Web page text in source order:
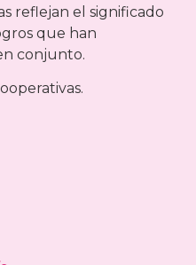
reflejan el significado
que han
conjunto.